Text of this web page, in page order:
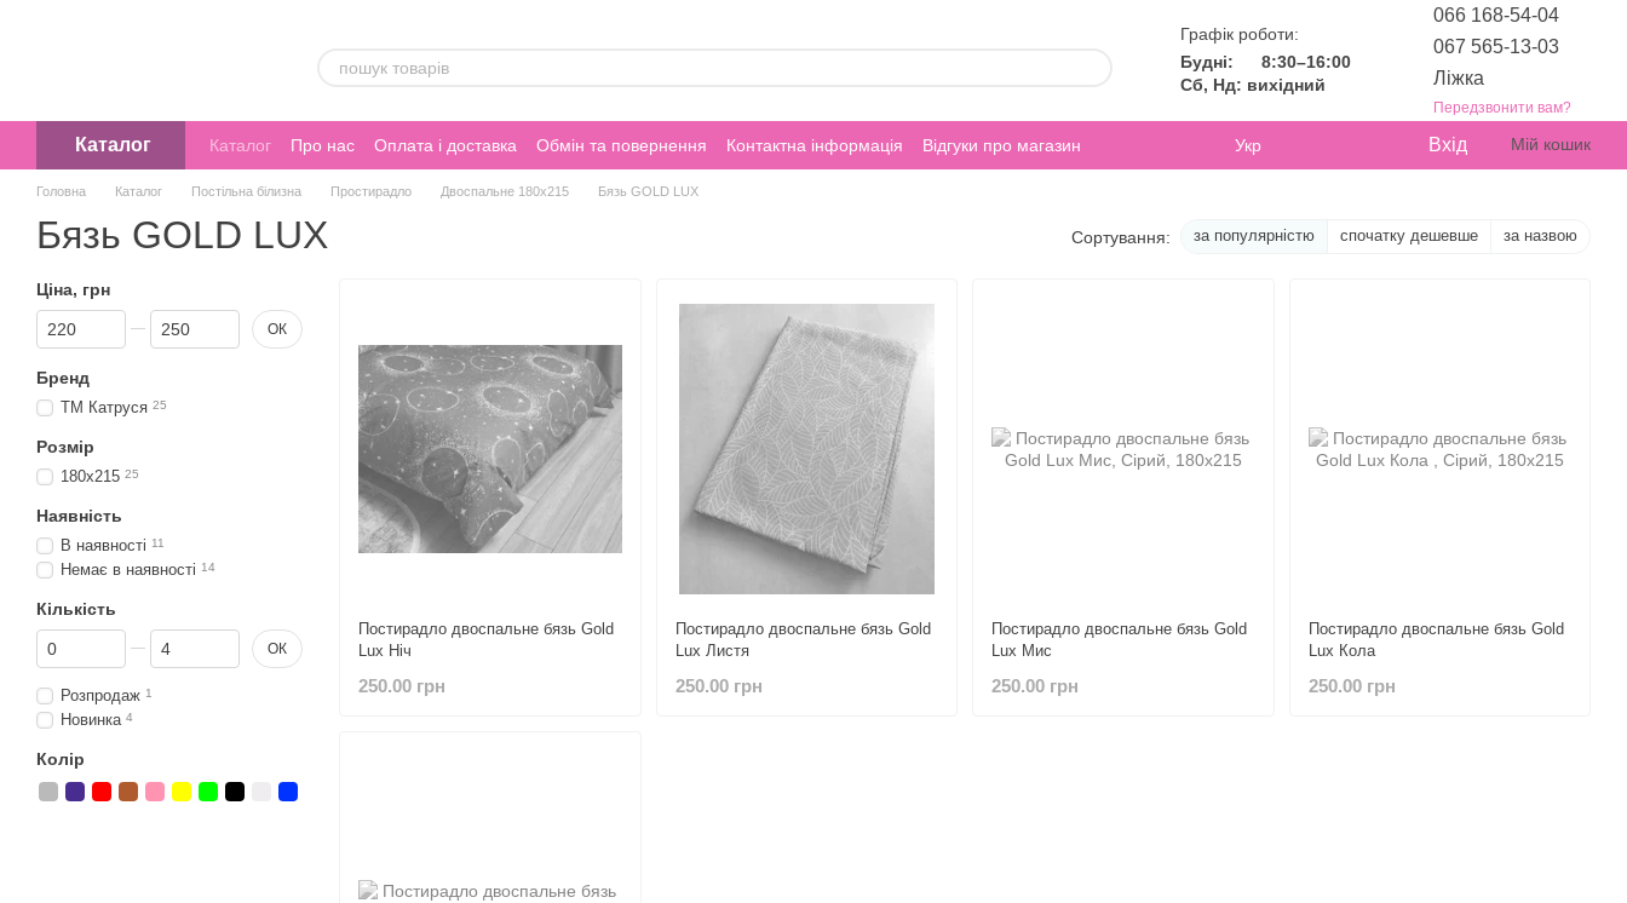
Графік роботи:
Будні:
8:30–16:00
Сб, Нд: вихідний
066 168-54-04
067 565-13-03
Ліжка
Передзвонити вам?
Каталог Каталог Про нас Оплата і доставка Обмін та повернення Контактна інформація Відгуки про магазин Укр Вхід Мій кошик
Головна Каталог Постільна білизна Простирадло Двоспальне 180х215 Бязь GOLD LUX
Бязь GOLD LUX Сортування: за популярністю спочатку дешевше за назвою
Постирадло двоспальне бязь Gold
Lux Ніч
250.00 грн
Постирадло двоспальне бязь Gold
Lux Листя
250.00 грн
Постирадло двоспальне бязь Gold
Lux Мис
250.00 грн
Постирадло двоспальне бязь Gold
Lux Кола
250.00 грн
Ціна, грн
Від Ціна, грн
До Ціна, грн ОК
Бренд
ТМ Катруся 25
Розмір
180х215 25
Наявність
В наявності 11
Немає в наявності 14
Кількість
Від Кількість
До Кількість ОК
Розпродаж 1
Новинка 4
Колір